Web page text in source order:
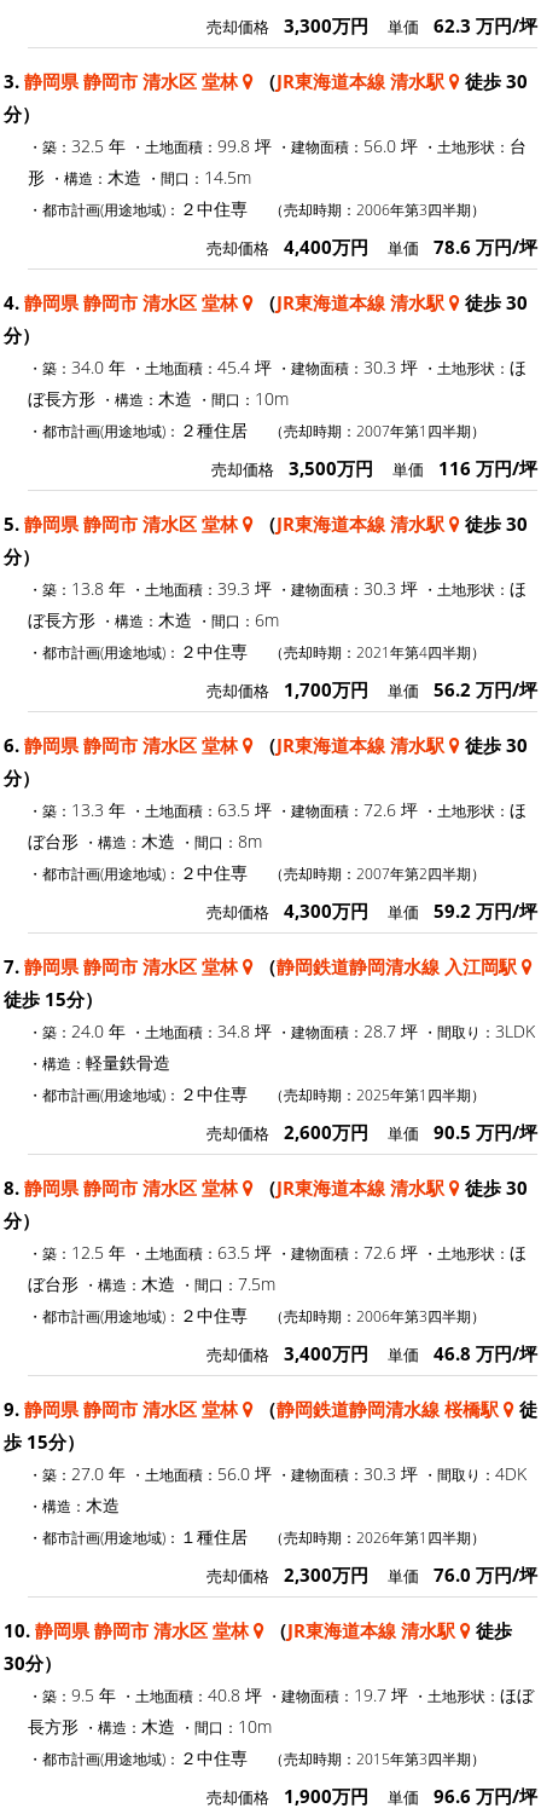
売却価格 3,300万円 単価 62.3 万円/坪
3. 静岡県 静岡市 清水区 堂林 （JR東海道本線 清水駅
徒歩 30
分）
・築： 32.5 年 ・土地面積： 99.8 坪 ・建物面積： 56.0 坪 ・土地形状： 台
形 ・構造： 木造 ・間口： 14.5m
・都市計画(用途地域)： ２中住専 （売却時期：2006年第3四半期）
売却価格 4,400万円 単価 78.6 万円/坪
4. 静岡県 静岡市 清水区 堂林 （JR東海道本線 清水駅
徒歩 30
分）
・築： 34.0 年 ・土地面積： 45.4 坪 ・建物面積： 30.3 坪 ・土地形状： ほ
ぼ長方形 ・構造： 木造 ・間口： 10m
・都市計画(用途地域)： ２種住居 （売却時期：2007年第1四半期）
売却価格 3,500万円 単価 116 万円/坪
5. 静岡県 静岡市 清水区 堂林 （JR東海道本線 清水駅
徒歩 30
分）
・築： 13.8 年 ・土地面積： 39.3 坪 ・建物面積： 30.3 坪 ・土地形状： ほ
ぼ長方形 ・構造： 木造 ・間口： 6m
・都市計画(用途地域)： ２中住専 （売却時期：2021年第4四半期）
売却価格 1,700万円 単価 56.2 万円/坪
6. 静岡県 静岡市 清水区 堂林 （JR東海道本線 清水駅
徒歩 30
分）
・築： 13.3 年 ・土地面積： 63.5 坪 ・建物面積： 72.6 坪 ・土地形状： ほ
ぼ台形 ・構造： 木造 ・間口： 8m
・都市計画(用途地域)： ２中住専 （売却時期：2007年第2四半期）
売却価格 4,300万円 単価 59.2 万円/坪
7. 静岡県 静岡市 清水区 堂林 （静岡鉄道静岡清水線 入江岡駅
徒歩 15分）
・築： 24.0 年 ・土地面積： 34.8 坪 ・建物面積： 28.7 坪 ・間取り： 3LDK
・構造： 軽量鉄骨造
・都市計画(用途地域)： ２中住専 （売却時期：2025年第1四半期）
売却価格 2,600万円 単価 90.5 万円/坪
8. 静岡県 静岡市 清水区 堂林 （JR東海道本線 清水駅
徒歩 30
分）
・築： 12.5 年 ・土地面積： 63.5 坪 ・建物面積： 72.6 坪 ・土地形状： ほ
ぼ台形 ・構造： 木造 ・間口： 7.5m
・都市計画(用途地域)： ２中住専 （売却時期：2006年第3四半期）
売却価格 3,400万円 単価 46.8 万円/坪
9. 静岡県 静岡市 清水区 堂林 （静岡鉄道静岡清水線 桜橋駅
徒
歩 15分）
・築： 27.0 年 ・土地面積： 56.0 坪 ・建物面積： 30.3 坪 ・間取り： 4DK
・構造： 木造
・都市計画(用途地域)： １種住居 （売却時期：2026年第1四半期）
売却価格 2,300万円 単価 76.0 万円/坪
10. 静岡県 静岡市 清水区 堂林 （JR東海道本線 清水駅
徒歩
30分）
・築： 9.5 年 ・土地面積： 40.8 坪 ・建物面積： 19.7 坪 ・土地形状： ほぼ
長方形 ・構造： 木造 ・間口： 10m
・都市計画(用途地域)： ２中住専 （売却時期：2015年第3四半期）
売却価格 1,900万円 単価 96.6 万円/坪